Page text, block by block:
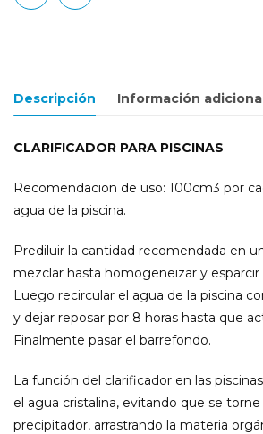
Descripción Información
CLARIFICADOR PARA PISCINAS
Recomendacion de uso: 100cm3 por
agua de la piscina.
Prediluir la cantidad recomendada en
mezclar hasta homogeneizar y esparcir
Luego recircular el agua de la piscina
y dejar reposar por 8 horas hasta que
Finalmente pasar el barrefondo.
La función del clarificador en las
el agua cristalina, evitando que se
precipitador, arrastrando la materia